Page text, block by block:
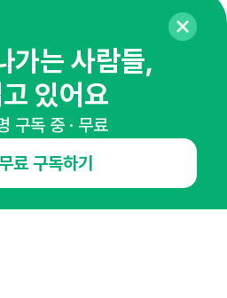
게요!
스레터
가는 사람들,
있어요
구독 중 · 무료
료 구독하기